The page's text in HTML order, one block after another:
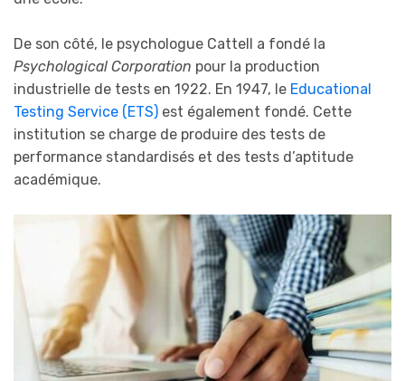
De son côté, le psychologue Cattell a fondé la
Psychological Corporation pour la production
industrielle de tests en 1922. En 1947, le Educational
Testing Service (ETS) est également fondé. Cette
institution se charge de produire des tests de
performance standardisés et des tests d’aptitude
académique.